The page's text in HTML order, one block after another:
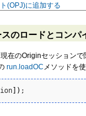
(OPJ)に追加する
のロードとコンパ
在のOriginセッション
run.loadOC メソッドを使
)